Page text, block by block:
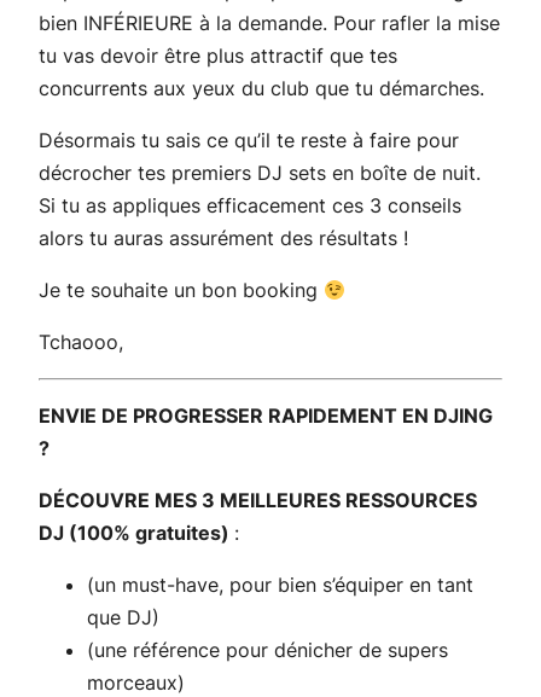
bien INFÉRIEURE à la demande. Pour rafler la mise
tu vas devoir être plus attractif que tes
concurrents aux yeux du club que tu démarches.
Désormais tu sais ce qu’il te reste à faire pour
décrocher tes premiers DJ sets en boîte de nuit.
Si tu as appliques efficacement ces 3 conseils
alors tu auras assurément des résultats !
Je te souhaite un bon booking
Tchaooo,
ENVIE DE PROGRESSER RAPIDEMENT EN DJING
?
DÉCOUVRE MES 3 MEILLEURES RESSOURCES
DJ (100% gratuites) :
(un must-have, pour bien s’équiper en tant
que DJ)
(une référence pour dénicher de supers
morceaux)